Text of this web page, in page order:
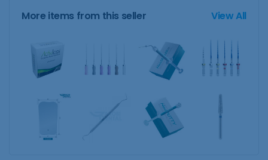
More items from this seller View All